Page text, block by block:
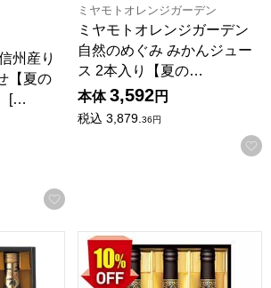
州産り
【夏の
[…
満点中）
価
お気に入りに登録する
ミヤモトオレンジガーデン
ミヤモトオレンジガーデン
自然のめぐみ みかんジュー
ス 2本入り【夏の…
本体 3,592円
税込 3,879. 36円
スコーヒーギフト【夏の贈りもの・お
AGFギフト 「ちょっと贅沢